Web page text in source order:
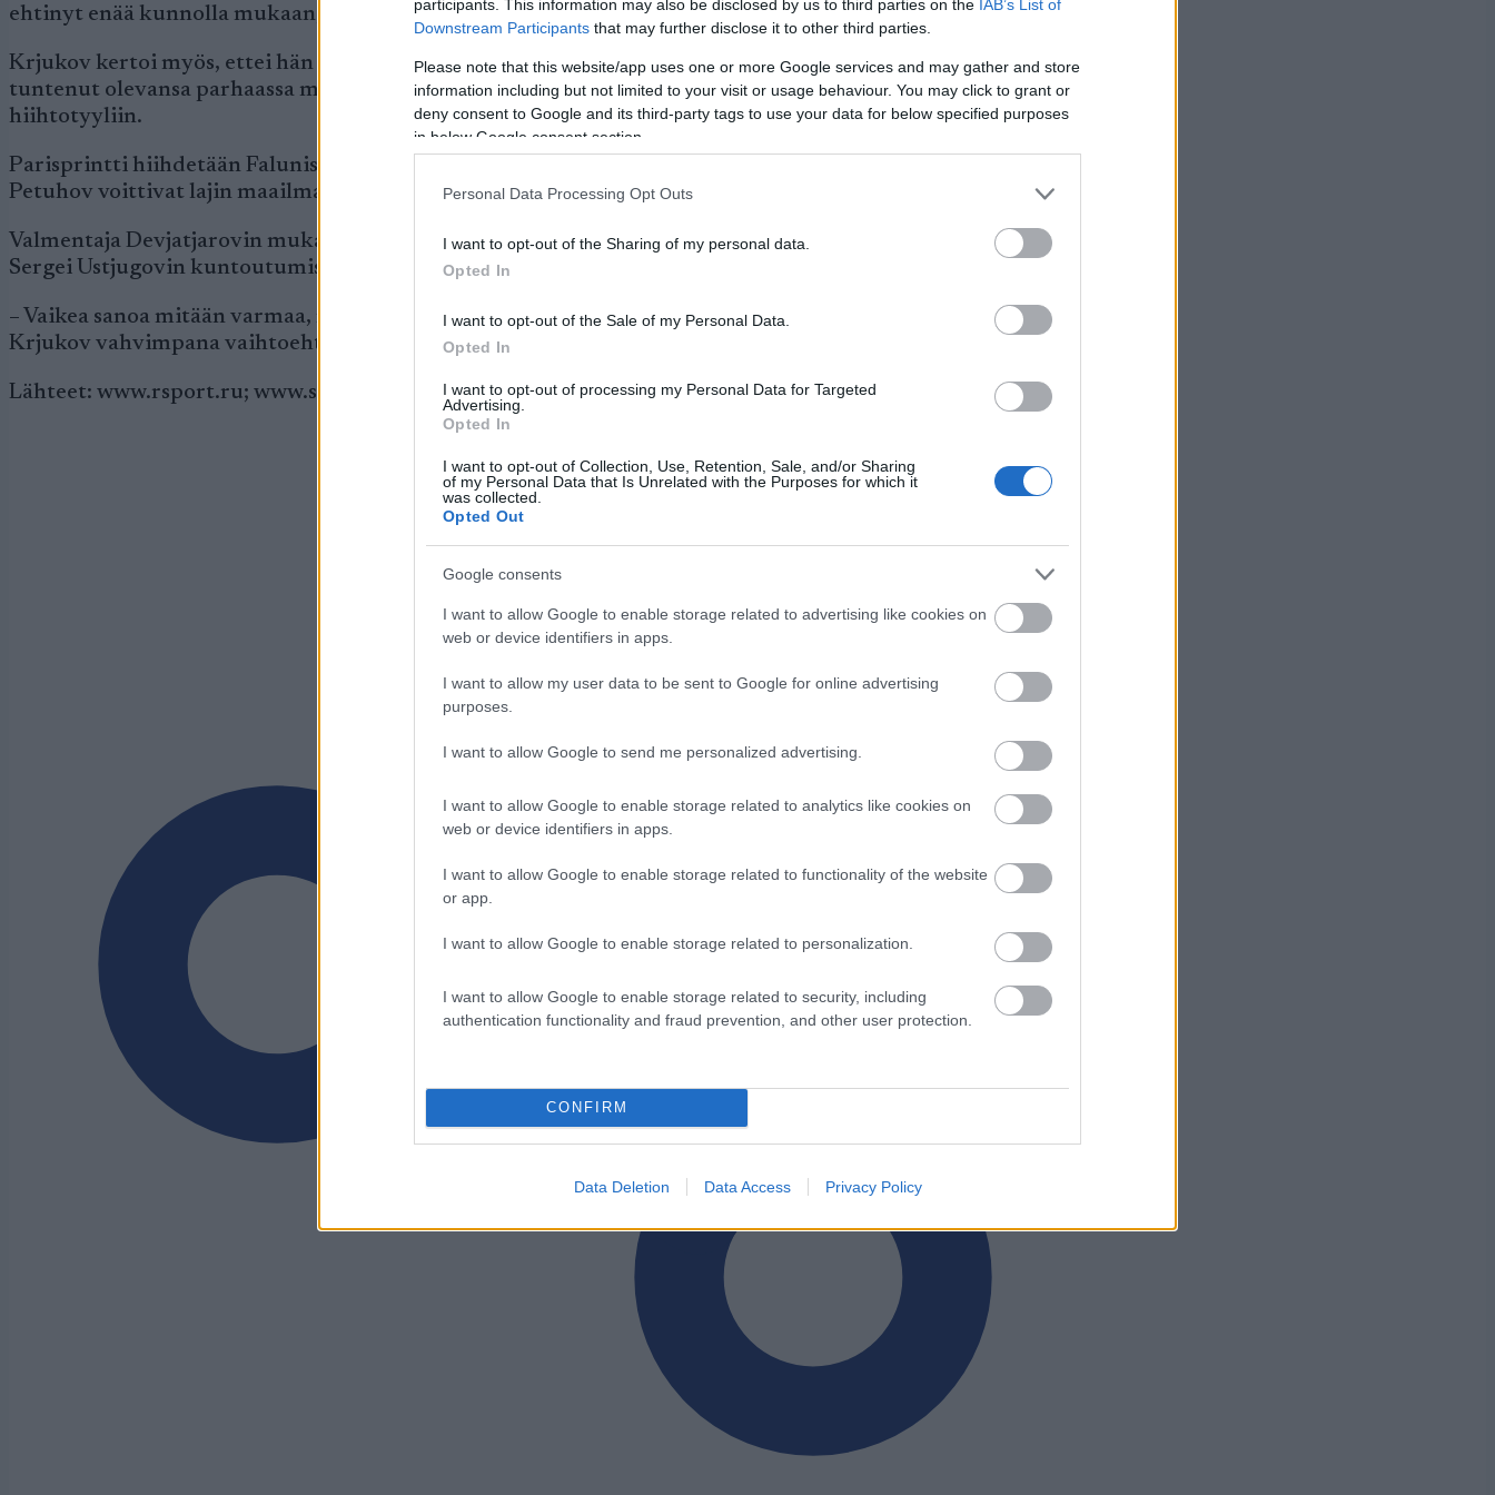
participants. This information may also be disclosed by us to third parties on the IAB’s List of
Downstream Participants that may further disclose it to other third parties.
Please note that this website/app uses one or more Google services and may gather and store
information including but not limited to your visit or usage behaviour. You may click to grant or
deny consent to Google and its third-party tags to use your data for below specified purposes
in below Google consent section.
Personal Data Processing Opt Outs
I want to opt-out of the Sharing of my personal data.
Opted In
I want to opt-out of the Sale of my Personal Data.
Opted In
I want to opt-out of processing my Personal Data for Targeted
Advertising.
Opted In
I want to opt-out of Collection, Use, Retention, Sale, and/or Sharing
of my Personal Data that Is Unrelated with the Purposes for which it
was collected.
Opted Out
Google consents
I want to allow Google to enable storage related to advertising like cookies on
web or device identifiers in apps.
I want to allow my user data to be sent to Google for online advertising
purposes.
I want to allow Google to send me personalized advertising.
I want to allow Google to enable storage related to analytics like cookies on
web or device identifiers in apps.
I want to allow Google to enable storage related to functionality of the website
or app.
I want to allow Google to enable storage related to personalization.
I want to allow Google to enable storage related to security, including
authentication functionality and fraud prevention, and other user protection.
CONFIRM
Data Deletion Data Access Privacy Policy
ehtinyt enää kunnolla mukaan, kun Pellegrino nykäisi seuraavassa mäessä.
Krjukov kertoi myös, ettei hän ennen Falunin kisoja ollut kovin innokas parisprinttiin, koska hän ei ole
tuntenut olevansa parhaassa mahdollisessa kunnossaan ja on harjoittelussaan keskittynyt perinteiseen
hiihtotyyliin.
Parisprintti hiihdetään Falunissa vapaalla hiihtotavalla, joka on Aleksei Petuhovin paraatilaji. Krjukov ja
Petuhov voittivat lajin maailmanmestaruuden Val di Fiemmessä 2013.
Valmentaja Devjatjarovin mukaan parisprintin kokoonpano riippuu nyt monesta asiasta, muun muassa
Sergei Ustjugovin kuntoutumisesta sairastelun jälkeen.
– Vaikea sanoa mitään varmaa, mutta jos Ustjugov tuntee olonsa yhä huonoksi, pidän paria Petuhov-
Krjukov vahvimpana vaihtoehtona, siteeraa Team-Russia2014 -sivusto Devjatjarovia.
Lähteet: www.rsport.ru; www.sport-ekspress.ru; www.team-russia2014.ru